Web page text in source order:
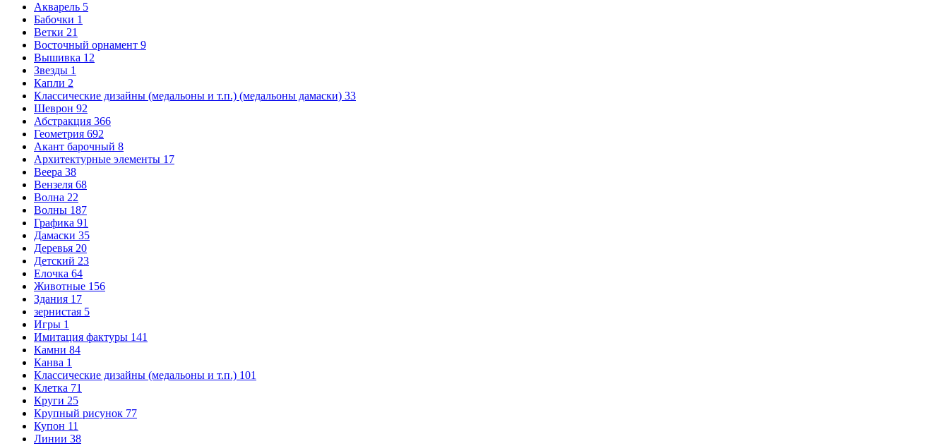
Акварель 5
Бабочки 1
Ветки 21
Восточный орнамент 9
Вышивка 12
Звезды 1
Капли 2
Классические дизайны (медальоны и т.п.) (медальоны дамаски) 33
Шеврон 92
Абстракция 366
Геометрия 692
Акант барочный 8
Архитектурные элементы 17
Веера 38
Вензеля 68
Волна 22
Волны 187
Графика 91
Дамаски 35
Деревья 20
Детский 23
Елочка 64
Животные 156
Здания 17
зернистая 5
Игры 1
Имитация фактуры 141
Камни 84
Канва 1
Классические дизайны (медальоны и т.п.) 101
Клетка 71
Круги 25
Крупный рисунок 77
Купон 11
Линии 38